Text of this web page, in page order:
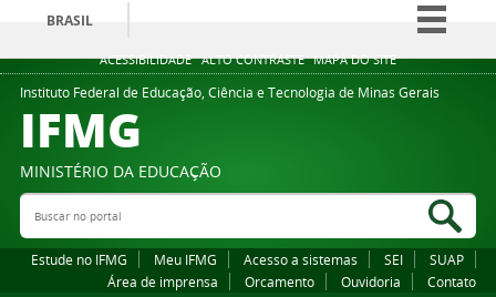
ACESSIBILIDADE ALTO CONTRASTE MAPA DO SITE
BRASIL
Simplifique!
Comunica BR
Legislação
Instituto Federal de Educação, Ciência e Tecnologia de Minas Gerais
IFMG
MINISTÉRIO DA EDUCAÇÃO
Buscar no portal
Estude no IFMG Meu IFMG Acesso a sistemas SEI
SUAP
Área de imprensa
Orcamento Ouvidoria Contato